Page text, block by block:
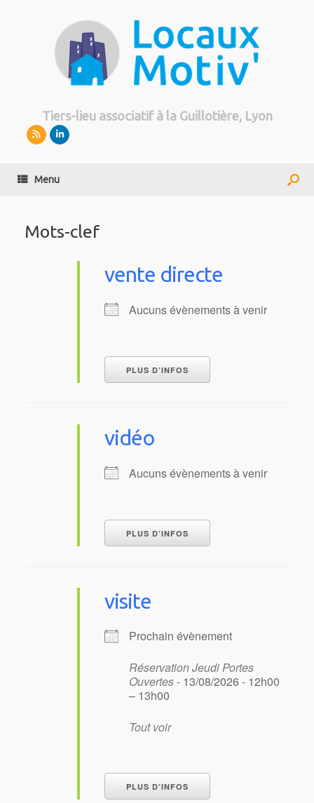
Tiers-lieu associatif à la Guillotière, Lyon
Menu
Mots-clef
vente directe
Aucuns évènements à venir
PLUS D’INFOS
vidéo
Aucuns évènements à venir
PLUS D’INFOS
visite
Prochain évènement
Réservation Jeudi Portes
Ouvertes- 13/08/2026 - 12h00
– 13h00
Tout voir
PLUS D’INFOS